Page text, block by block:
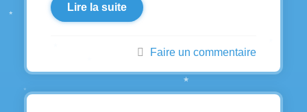
Lire la suite
Faire un commentaire